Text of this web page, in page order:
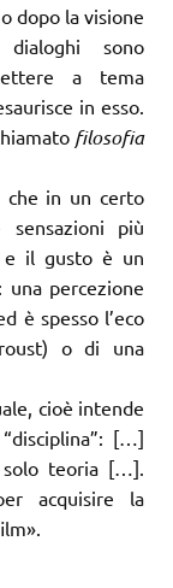
dopo la visione
sono
a tema
in esso.
filosofia
in un certo
sensazioni più
e il gusto è un
una percezione
è spesso l’eco
o di una
cioè intende
[…]
solo teoria […].
acquisire la